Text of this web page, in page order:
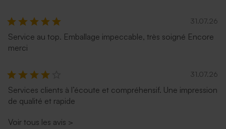
31.07.26
Service au top. Emballage impeccable, très soigné Encore
merci
31.07.26
Services clients à l’écoute et compréhensif. Une impression
de qualité et rapide
Voir tous les avis >